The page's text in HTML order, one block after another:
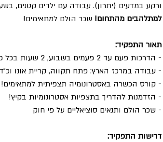
ורקע במדעים (יתרון). עבודה עם ילדים קטנים,
למתלהבים מהתחום! שכר הולם למתאימים!
תאור התפקיד:
- הדרכות פעם עד 2 פעמים בשבוע, 2 שעות בכל פעם
- עבודה במרכז הארץ: פתח תקווה, קריית אונו וכ"ד
- קורס הכשרה באסטרונומיה תצפיתית למתאימים!
- הזדמנות להדריך בתצפיות אסטרונומיות בקיץ!
- שכר הולם ותנאים סוציאליים על פי חוק
דרישות התפקיד: